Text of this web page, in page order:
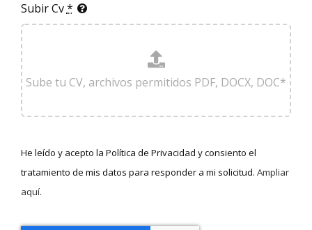
Subir Cv*
He leído y acepto la Política de Privacidad y consiento el
tratamiento de mis datos para responder a mi solicitud. Ampliar
aquí.